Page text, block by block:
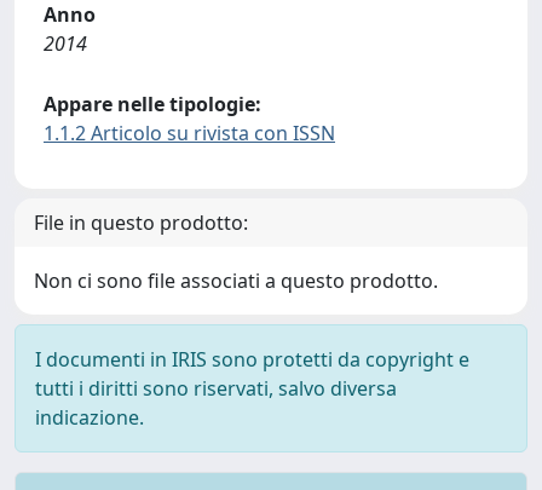
Anno
2014
Appare nelle tipologie:
1.1.2 Articolo su rivista con ISSN
File in questo prodotto:
Non ci sono file associati a questo prodotto.
I documenti in IRIS sono protetti da copyright e
tutti i diritti sono riservati, salvo diversa
indicazione.